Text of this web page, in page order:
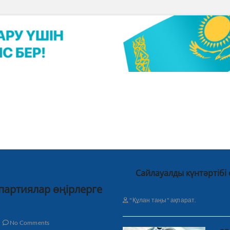
өңірлерге
No Comments
Сайлауалды
"Құлан таңы" ақпарат.